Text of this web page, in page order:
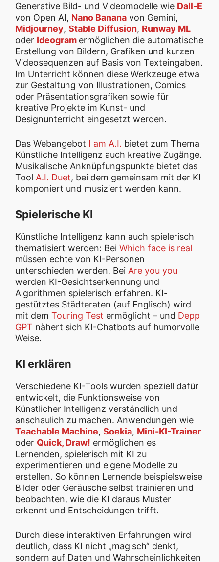
Generative Bild- und Videomodelle wie Dall-E
von Open AI, Nano Banana von Gemini,
Midjourney, Stable Diffusion, Runway ML
oder Ideogram ermöglichen die automatische
Erstellung von Bildern, Grafiken und kurzen
Videosequenzen auf Basis von Texteingaben.
Im Unterricht können diese Werkzeuge etwa
zur Gestaltung von Illustrationen, Comics
oder Präsentationsgrafiken sowie für
kreative Projekte im Kunst- und
Designunterricht eingesetzt werden.
Das Webangebot I am A.I. bietet zum Thema
Künstliche Intelligenz auch kreative Zugänge.
Musikalische Anknüpfungspunkte bietet das
Tool A.I. Duet, bei dem gemeinsam mit der KI
komponiert und musiziert werden kann.
Spielerische KI
Künstliche Intelligenz kann auch spielerisch
thematisiert werden: Bei Which face is real
müssen echte von KI-Personen
unterschieden werden. Bei Are you you
werden KI-Gesichtserkennung und
Algorithmen spielerisch erfahren. KI-
gestütztes Städteraten (auf Englisch) wird
mit dem Touring Test ermöglicht – und Depp
GPT nähert sich KI-Chatbots auf humorvolle
Weise.
KI erklären
Verschiedene KI-Tools wurden speziell dafür
entwickelt, die Funktionsweise von
Künstlicher Intelligenz verständlich und
anschaulich zu machen. Anwendungen wie
Teachable Machine, Soekia, Mini-KI-Trainer
oder Quick, Draw! ermöglichen es
Lernenden, spielerisch mit KI zu
experimentieren und eigene Modelle zu
erstellen. So können Lernende beispielsweise
Bilder oder Geräusche selbst trainieren und
beobachten, wie die KI daraus Muster
erkennt und Entscheidungen trifft.
Durch diese interaktiven Erfahrungen wird
deutlich, dass KI nicht „magisch“ denkt,
sondern auf Daten und Wahrscheinlichkeiten